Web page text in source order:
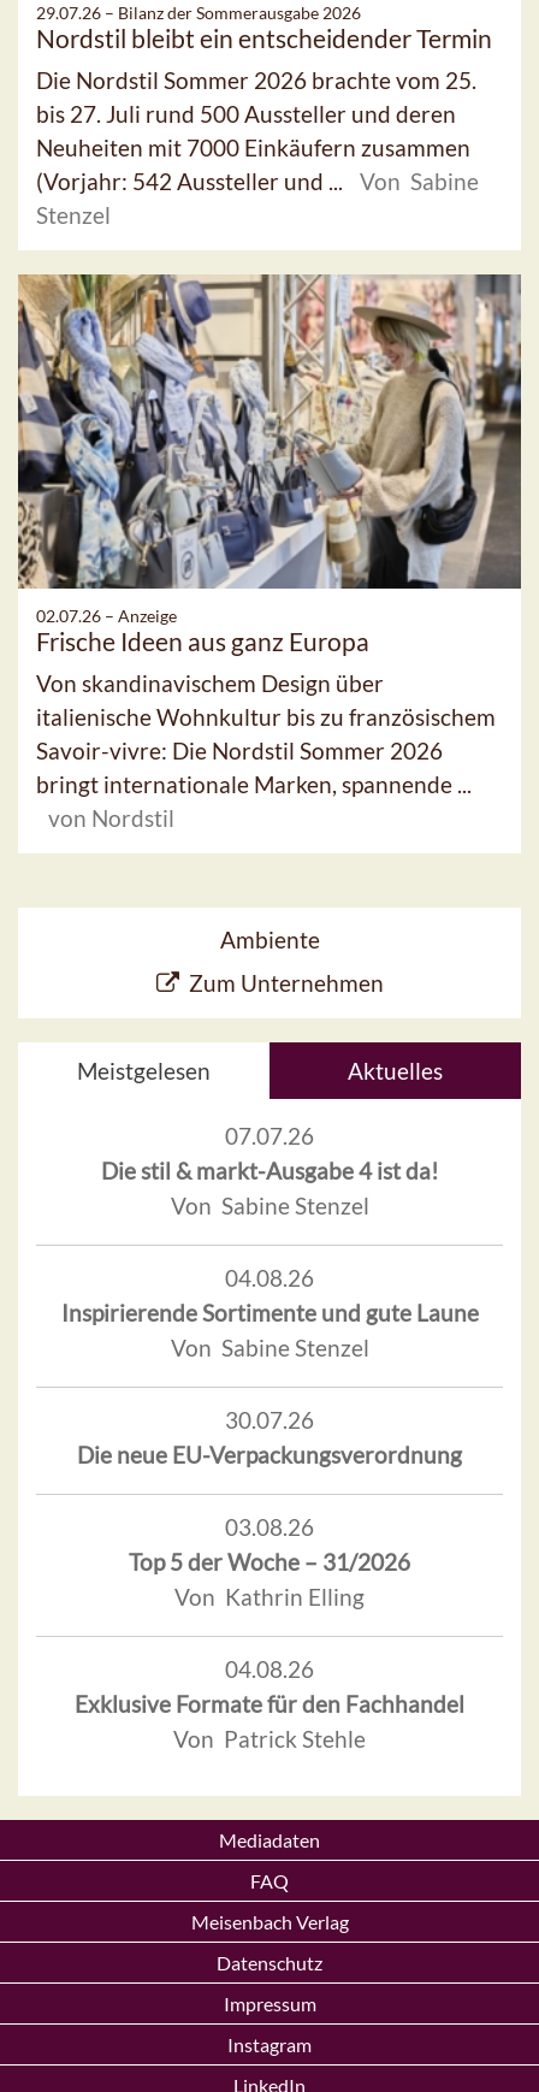
29.07.26 – Bilanz der Sommerausgabe 2026
Nordstil bleibt ein entscheidender Termin
Die Nordstil Sommer 2026 brachte vom 25.
bis 27. Juli rund 500 Aussteller und deren
Neuheiten mit 7000 Einkäufern zusammen
(Vorjahr: 542 Aussteller und ...
Von Sabine
Stenzel
02.07.26 – Anzeige
Frische Ideen aus ganz Europa
Von skandinavischem Design über
italienische Wohnkultur bis zu französischem
Savoir-vivre: Die Nordstil Sommer 2026
bringt internationale Marken, spannende ...
von Nordstil
Ambiente
Zum Unternehmen
Meistgelesen Aktuelles
07.07.26
Die stil & markt-Ausgabe 4 ist da!
Von Sabine Stenzel
04.08.26
Inspirierende Sortimente und gute Laune
Von Sabine Stenzel
30.07.26
Die neue EU-Verpackungsverordnung
03.08.26
Top 5 der Woche – 31/2026
Von Kathrin Elling
04.08.26
Exklusive Formate für den Fachhandel
Von Patrick Stehle
Mediadaten
FAQ
Meisenbach Verlag
Datenschutz
Impressum
Instagram
LinkedIn